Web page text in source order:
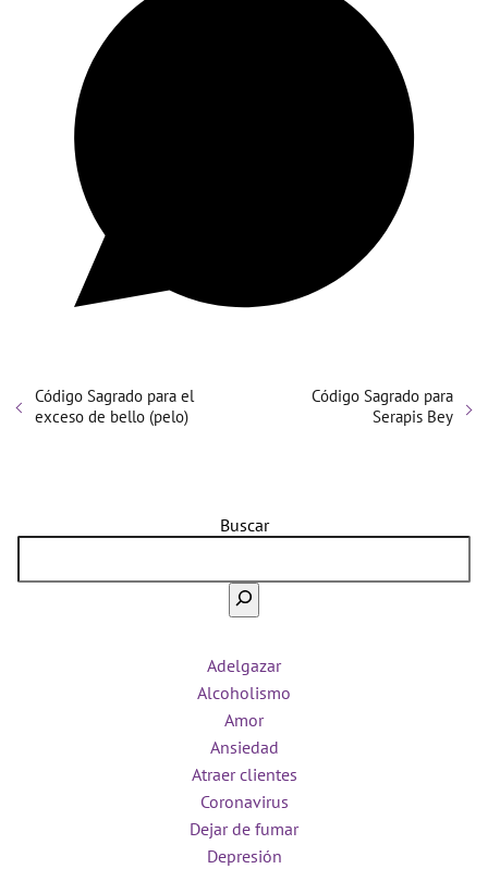
Código Sagrado para el
exceso de bello (pelo)
Código Sagrado para
Serapis Bey
Buscar
Adelgazar
Alcoholismo
Amor
Ansiedad
Atraer clientes
Coronavirus
Dejar de fumar
Depresión